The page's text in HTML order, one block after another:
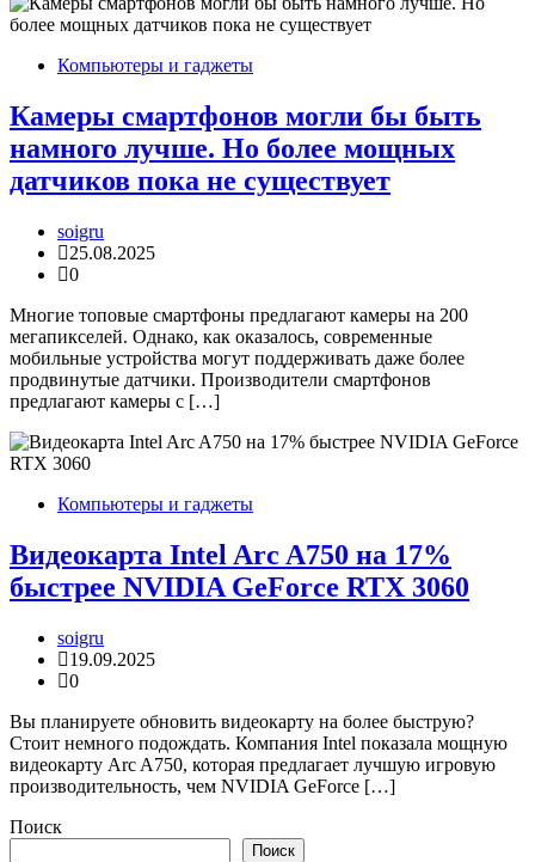
Компьютеры и гаджеты
Камеры смартфонов могли бы быть
намного лучше. Но более мощных
датчиков пока не существует
soigru
25.08.2025
0
Многие топовые смартфоны предлагают камеры на 200
мегапикселей. Однако, как оказалось, современные
мобильные устройства могут поддерживать даже более
продвинутые датчики. Производители смартфонов
предлагают камеры с […]
Компьютеры и гаджеты
Видеокарта Intel Arc A750 на 17%
быстрее NVIDIA GeForce RTX 3060
soigru
19.09.2025
0
Вы планируете обновить видеокарту на более быструю?
Стоит немного подождать. Компания Intel показала мощную
видеокарту Arc A750, которая предлагает лучшую игровую
производительность, чем NVIDIA GeForce […]
Поиск
Поиск